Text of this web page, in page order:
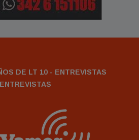
DE LT 10 - ENTREVISTAS
ENTREVISTAS